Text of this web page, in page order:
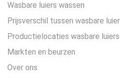
Wasbare luiers wassen
Prijsverschil tussen wasbare
Productielocaties wasbare luiers
Markten en beurzen
Over ons